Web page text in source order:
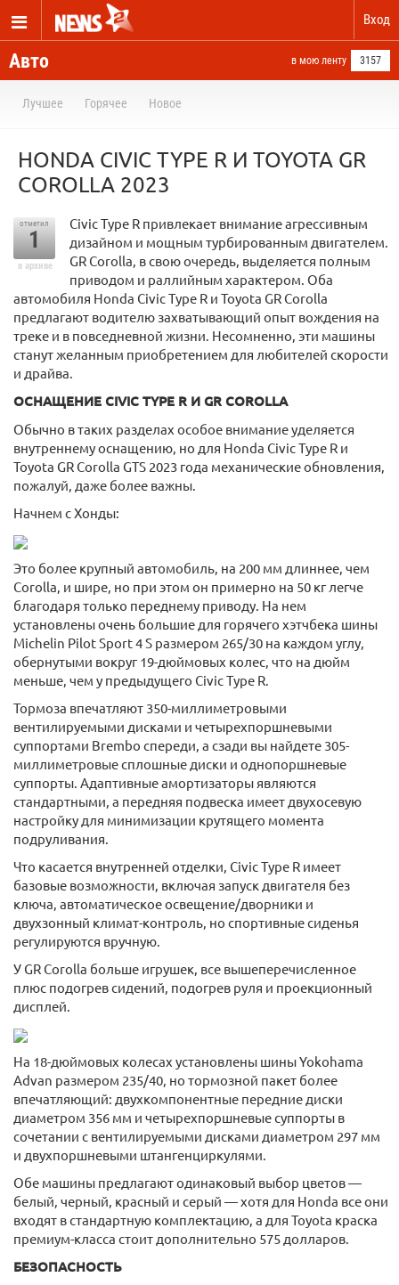
Вход
Авто в мою ленту 3157
Лучшее Горячее Новое
HONDA CIVIC TYPE R И TOYOTA GR
COROLLA 2023
отметил
1
в архиве
Civic Type R привлекает внимание агрессивным
дизайном и мощным турбированным двигателем.
GR Corolla, в свою очередь, выделяется полным
приводом и раллийным характером. Оба
автомобиля Honda Civic Type R и Toyota GR Corolla
предлагают водителю захватывающий опыт вождения на
треке и в повседневной жизни. Несомненно, эти машины
станут желанным приобретением для любителей скорости
и драйва.
ОСНАЩЕНИЕ CIVIC TYPE R И GR COROLLA
Обычно в таких разделах особое внимание уделяется
внутреннему оснащению, но для Honda Civic Type R и
Toyota GR Corolla GTS 2023 года механические обновления,
пожалуй, даже более важны.
Начнем с Хонды:
Это более крупный автомобиль, на 200 мм длиннее, чем
Corolla, и шире, но при этом он примерно на 50 кг легче
благодаря только переднему приводу. На нем
установлены очень большие для горячего хэтчбека шины
Michelin Pilot Sport 4 S размером 265/30 на каждом углу,
обернутыми вокруг 19-дюймовых колес, что на дюйм
меньше, чем у предыдущего Civic Type R.
Тормоза впечатляют 350-миллиметровыми
вентилируемыми дисками и четырехпоршневыми
суппортами Brembo спереди, а сзади вы найдете 305-
миллиметровые сплошные диски и однопоршневые
суппорты. Адаптивные амортизаторы являются
стандартными, а передняя подвеска имеет двухосевую
настройку для минимизации крутящего момента
подруливания.
Что касается внутренней отделки, Civic Type R имеет
базовые возможности, включая запуск двигателя без
ключа, автоматическое освещение/дворники и
двухзонный климат-контроль, но спортивные сиденья
регулируются вручную.
У GR Corolla больше игрушек, все вышеперечисленное
плюс подогрев сидений, подогрев руля и проекционный
дисплей.
На 18-дюймовых колесах установлены шины Yokohama
Advan размером 235/40, но тормозной пакет более
впечатляющий: двухкомпонентные передние диски
диаметром 356 мм и четырехпоршневые суппорты в
сочетании с вентилируемыми дисками диаметром 297 мм
и двухпоршневыми штангенциркулями.
Обе машины предлагают одинаковый выбор цветов —
белый, черный, красный и серый — хотя для Honda все они
входят в стандартную комплектацию, а для Toyota краска
премиум-класса стоит дополнительно 575 долларов.
БЕЗОПАСНОСТЬ